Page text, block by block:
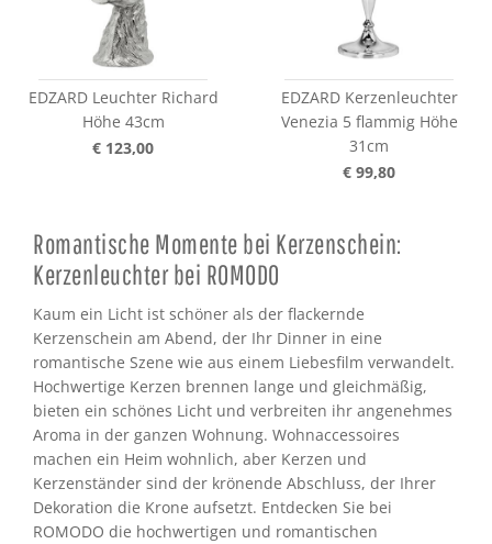
EDZARD Leuchter Richard
Höhe 43cm
€ 123,00
EDZARD Kerzenleuchter
Venezia 5 flammig Höhe
31cm
€ 99,80
Romantische Momente bei Kerzenschein:
Kerzenleuchter bei ROMODO
Kaum ein Licht ist schöner als der flackernde
Kerzenschein am Abend, der Ihr Dinner in eine
romantische Szene wie aus einem Liebesfilm verwandelt.
Hochwertige Kerzen brennen lange und gleichmäßig,
bieten ein schönes Licht und verbreiten ihr angenehmes
Aroma in der ganzen Wohnung. Wohnaccessoires
machen ein Heim wohnlich, aber Kerzen und
Kerzenständer sind der krönende Abschluss, der Ihrer
Dekoration die Krone aufsetzt. Entdecken Sie bei
ROMODO die hochwertigen und romantischen